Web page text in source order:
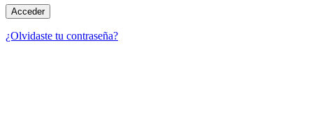
¿Olvidaste tu contraseña?